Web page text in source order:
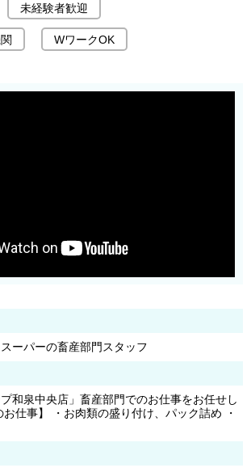
未経験者歓迎
WワークOK
ーパーの畜産部門スタッフ
和泉中央店」畜産部門でのお仕事をお任せし
仕事】 ・お肉類の盛り付け、パック詰め ・